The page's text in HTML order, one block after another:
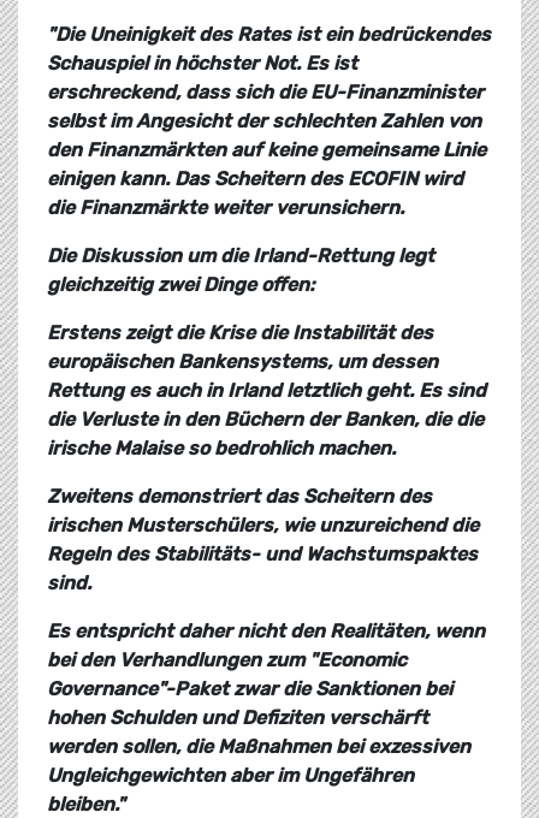
"Die Uneinigkeit des Rates ist ein bedrückendes
Schauspiel in höchster Not. Es ist
erschreckend, dass sich die EU-Finanzminister
selbst im Angesicht der schlechten Zahlen von
den Finanzmärkten auf keine gemeinsame Linie
einigen kann. Das Scheitern des ECOFIN wird
die Finanzmärkte weiter verunsichern.
Die Diskussion um die Irland-Rettung legt
gleichzeitig zwei Dinge offen:
Erstens zeigt die Krise die Instabilität des
europäischen Bankensystems, um dessen
Rettung es auch in Irland letztlich geht. Es sind
die Verluste in den Büchern der Banken, die die
irische Malaise so bedrohlich machen.
Zweitens demonstriert das Scheitern des
irischen Musterschülers, wie unzureichend die
Regeln des Stabilitäts- und Wachstumspaktes
sind.
Es entspricht daher nicht den Realitäten, wenn
bei den Verhandlungen zum "Economic
Governance"-Paket zwar die Sanktionen bei
hohen Schulden und Defiziten verschärft
werden sollen, die Maßnahmen bei exzessiven
Ungleichgewichten aber im Ungefähren
bleiben."